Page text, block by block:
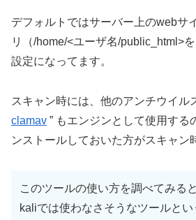
デフォルトではサーバー上のwebサ
リ（/home/<ユーザ名/public_html>
設定になってます。
スキャン時には、他のアンチウイル
clamav ” もエンジンとして使用する
ンストールしておいた方がスキャン
このツールの使い方を調べてみる
kaliでは使わなさそうなツールとい